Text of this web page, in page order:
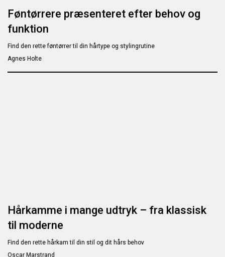
Føntørrere præsenteret efter behov og
funktion
Find den rette føntørrer til din hårtype og stylingrutine
Agnes Holte
Hårkamme i mange udtryk – fra klassisk
til moderne
Find den rette hårkam til din stil og dit hårs behov
Oscar Marstrand